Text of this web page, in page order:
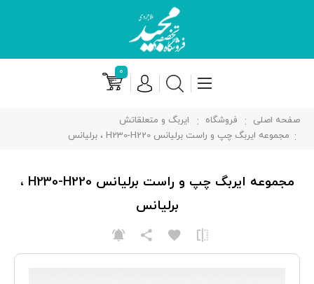
۰
صفحه اصلی فروشگاه
ایربگ و متعلقاتش
مجموعه ایربگ چپ و راست برلیانس H230-H220 ، برلیانس
مجموعه ایربگ چپ و راست برلیانس H230-H220 ،
برلیانس